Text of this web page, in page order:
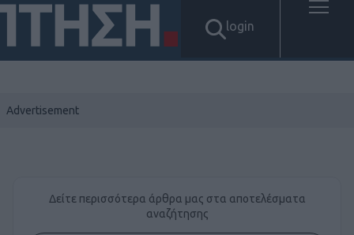
login
Δείτε περισσότερα άρθρα μας στα αποτελέσματα
αναζήτησης